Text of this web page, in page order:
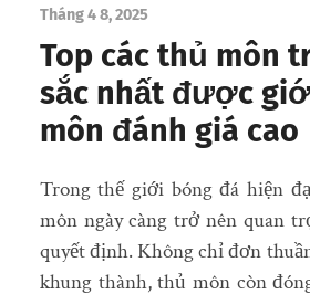
Tháng 4 8, 2025
Top các thủ môn
sắc nhất được
môn đánh giá cao
Trong thế giới bóng đá hiện
môn ngày càng trở nên quan
quyết định. Không chỉ đơn
khung thành, thủ môn còn